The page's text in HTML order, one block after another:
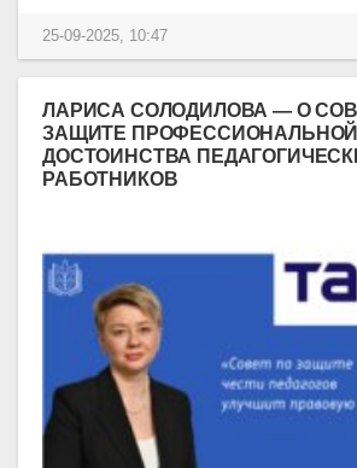
25-09-2025, 10:47
ЛАРИСА СОЛОДИЛОВА — О
ЗАЩИТЕ ПРОФЕССИОНАЛЬНОЙ
ДОСТОИНСТВА
РАБОТНИКОВ